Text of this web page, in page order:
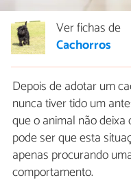
Ver fichas de
Cachorros
Depois de adotar um
nunca tiver tido um
que o animal não
pode ser que esta
apenas procurando
comportamento.